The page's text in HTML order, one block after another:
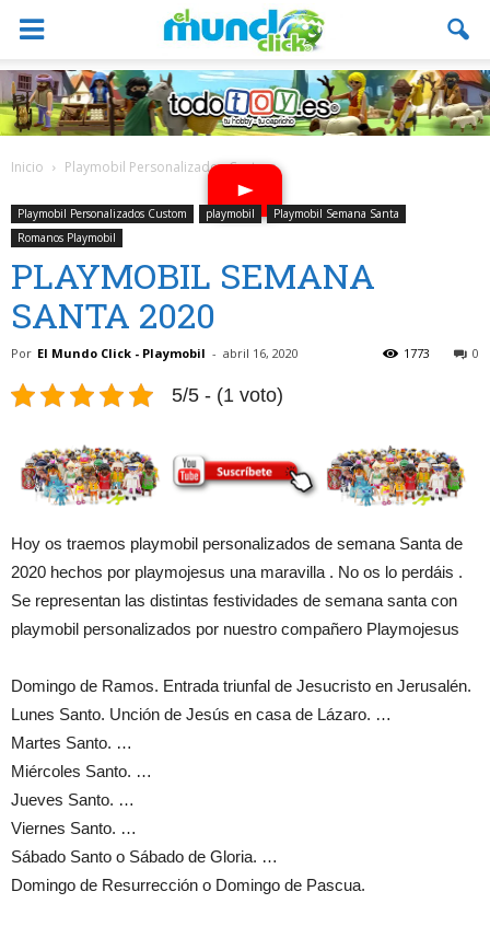
Inicio Playmobil Personalizados Custom
Playmobil Personalizados Custom playmobil
Playmobil Semana Santa
Romanos Playmobil
PLAYMOBIL SEMANA
SANTA 2020
Por El Mundo Click - Playmobil - abril 16, 2020 0
1773
5/5 - (1 voto)
Hoy os traemos playmobil personalizados de semana Santa de
2020 hechos por playmojesus una maravilla . No os lo perdáis .
Se representan las distintas festividades de semana santa con
playmobil personalizados por nuestro compañero Playmojesus
Domingo de Ramos. Entrada triunfal de Jesucristo en Jerusalén.
Lunes Santo. Unción de Jesús en casa de Lázaro. …
Martes Santo. …
Miércoles Santo. …
Jueves Santo. …
Viernes Santo. …
Sábado Santo o Sábado de Gloria. …
Domingo de Resurrección o Domingo de Pascua.